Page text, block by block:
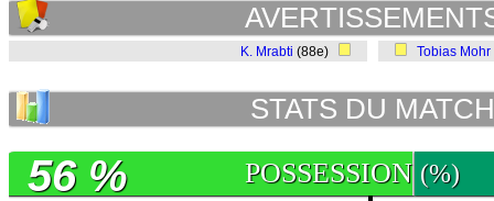
K. Mrabti (88e) Tobias Mohr
STATS DU MATCH
POSSESSION (%)
56 %